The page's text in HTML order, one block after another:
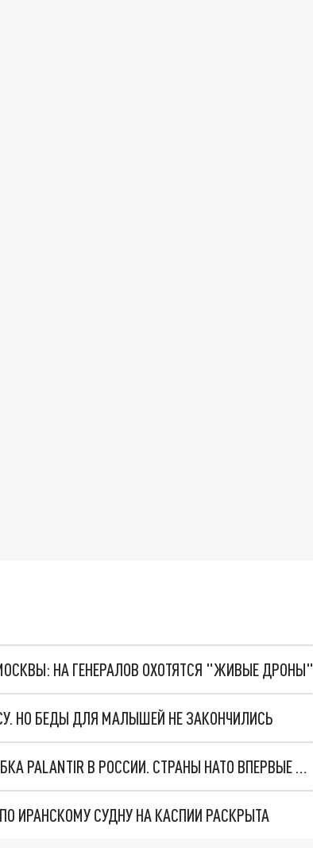
НА ГЕНЕРАЛОВ ОХОТЯТСЯ "ЖИВЫЕ ДРОНЫ"
НО БЕДЫ ДЛЯ МАЛЫШЕЙ НЕ ЗАКОНЧИЛИСЬ
"ОЧЕНЬ ПЛОХИЕ НОВОСТИ": БОЛЬШАЯ ОШИБКА PALANTIR В РОССИИ. СТРАНЫ НАТО ВПЕРВЫЕ ЗА СВО ОСТАНОВИЛИ ПОСТАВКИ ОРУЖИЯ. ВСУ ТЕРЯЮТ ПРИГРАНИЧЬЕ?
ИРАНСКОМУ СУДНУ НА КАСПИИ РАСКРЫТА